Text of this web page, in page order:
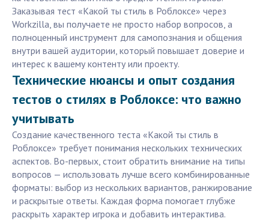
Заказывая тест «Какой ты стиль в Роблоксе» через
Workzilla, вы получаете не просто набор вопросов, а
полноценный инструмент для самопознания и общения
внутри вашей аудитории, который повышает доверие и
интерес к вашему контенту или проекту.
Технические нюансы и опыт создания
тестов о стилях в Роблоксе: что важно
учитывать
Создание качественного теста «Какой ты стиль в
Роблоксе» требует понимания нескольких технических
аспектов. Во-первых, стоит обратить внимание на типы
вопросов — использовать лучше всего комбинированные
форматы: выбор из нескольких вариантов, ранжирование
и раскрытые ответы. Каждая форма помогает глубже
раскрыть характер игрока и добавить интерактива.